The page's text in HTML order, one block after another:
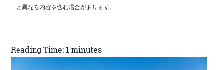
と異なる内容を含む場合があります。
Reading Time: 1 minutes